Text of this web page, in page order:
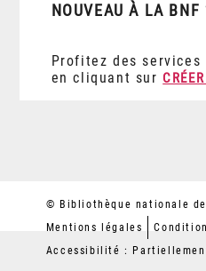
NOUVEAU À LA BNF
Profitez des
en cliquant sur
© Bibliothèque nationale
Mentions légales
Accessibilité :